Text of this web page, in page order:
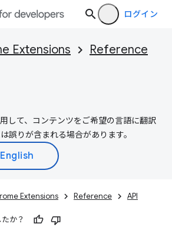
ログイン
Extensions
Reference
して、コンテンツをご希望の言語に翻訳
誤りが含まれる場合があります。
Extensions Reference API
か？